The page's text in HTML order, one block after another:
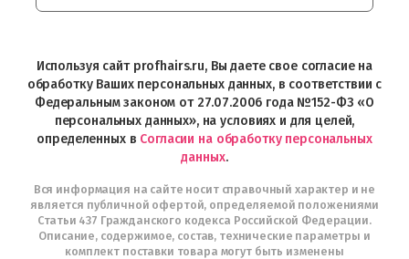
Интернет-
Telegram
Используя сайт profhairs.ru, Вы даете свое согласие на
обработку Ваших персональных данных, в соответствии с
Федеральным законом от 27.07.2006 года №152-ФЗ «О
персональных данных», на условиях и для целей,
определенных в Согласии на обработку персональных
данных.
Вся информация на сайте носит справочный характер и не
является публичной офертой, определяемой положениями
Статьи 437 Гражданского кодекса Российской Федерации.
Описание, содержимое, состав, технические параметры и
комплект поставки товара могут быть изменены